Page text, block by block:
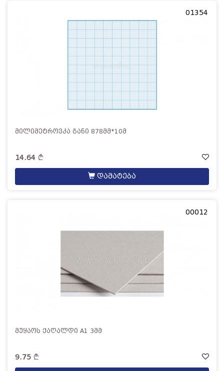
01354
მილიმეტროვკა განი 878მმ*10მ
14.64
დამატება
00012
მუყაოს ქაღალდი A1 3მმ
9.75